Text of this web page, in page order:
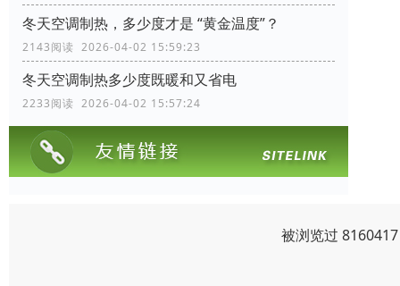
冬天空调制热，多少度才是 “黄金温度”？
2143阅读 2026-04-02 15:59:23
冬天空调制热多少度既暖和又省电
2233阅读 2026-04-02 15:57:24
被浏览过